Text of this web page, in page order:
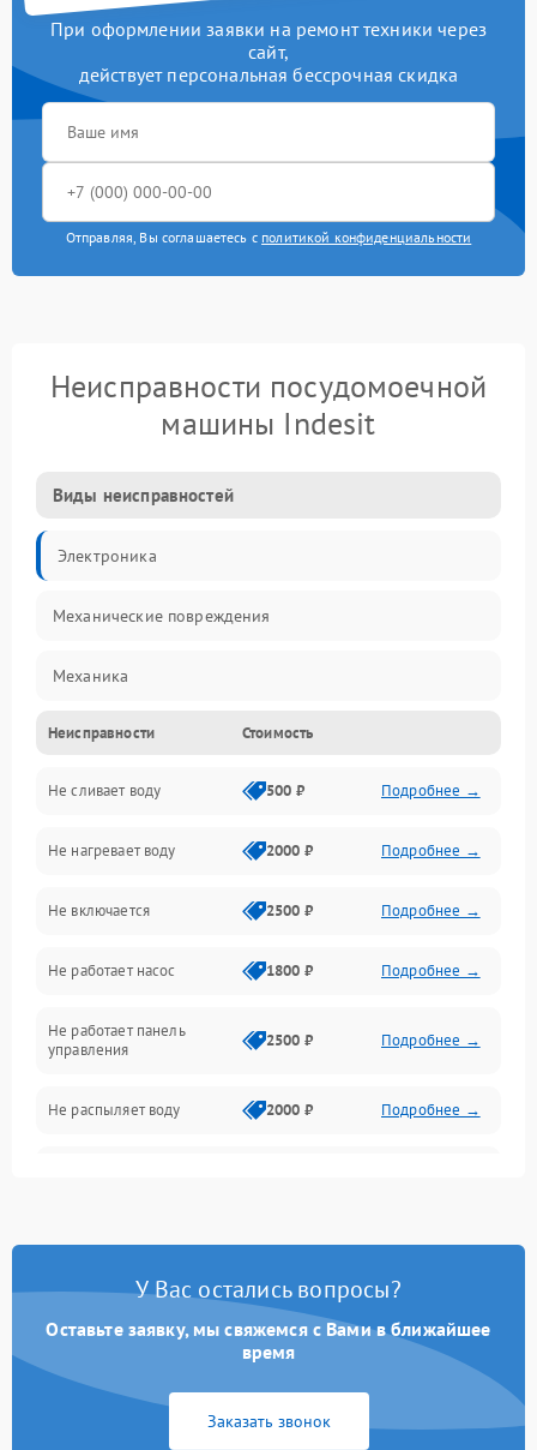
При оформлении заявки на ремонт техники через
сайт,
действует персональная бессрочная скидка
Отправляя, Вы соглашаетесь с политикой конфиденциальности
Неисправности посудомоечной
машины Indesit
Виды неисправностей
Электроника
Механические повреждения
Механика
Управление
Электропитание
Датчики
Нагрев
Вода
Гигиена
Программное обеспечение
Неисправности Стоимость
Не сливает воду 500 ₽ Подробнее →
Не нагревает воду 2000 ₽ Подробнее →
Не включается 2500 ₽ Подробнее →
Не работает насос 1800 ₽ Подробнее →
Не работает панель
управления
2500 ₽ Подробнее →
Не распыляет воду 2000 ₽ Подробнее →
Проблемы с набором
Не работает сушилка 2100 ₽ Подробнее →
Сбои в работе таймера 1700 ₽
У Вас остались вопросы?
Оставьте заявку, мы свяжемся с Вами в ближайшее
время
Заказать звонок